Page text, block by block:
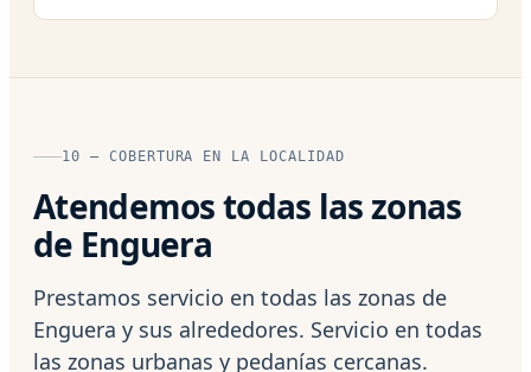
10 — COBERTURA EN LA LOCALIDAD
Atendemos todas las zonas
de Enguera
Prestamos servicio en todas las zonas de
Enguera y sus alrededores. Servicio en todas
las zonas urbanas y pedanías cercanas.